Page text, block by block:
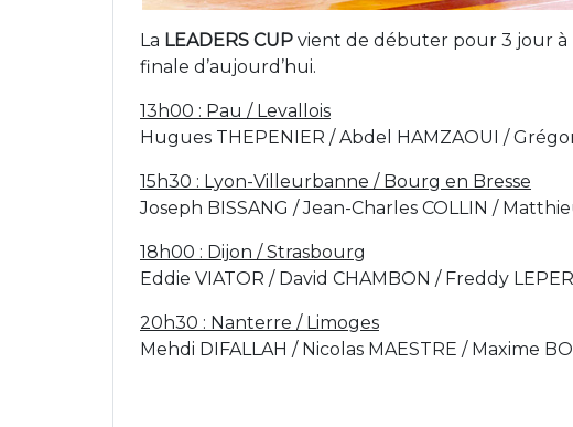
La LEADERS CUP vient de débuter pour 3 jour à
finale d’aujourd’hui.
13h00 : Pau / Levallois
Hugues THEPENIER / Abdel HAMZAOUI /
15h30 : Lyon-Villeurbanne / Bourg en Bresse
Joseph BISSANG / Jean-Charles COLLIN /
18h00 : Dijon / Strasbourg
Eddie VIATOR / David CHAMBON / Freddy
20h30 : Nanterre / Limoges
Mehdi DIFALLAH / Nicolas MAESTRE / Maxime